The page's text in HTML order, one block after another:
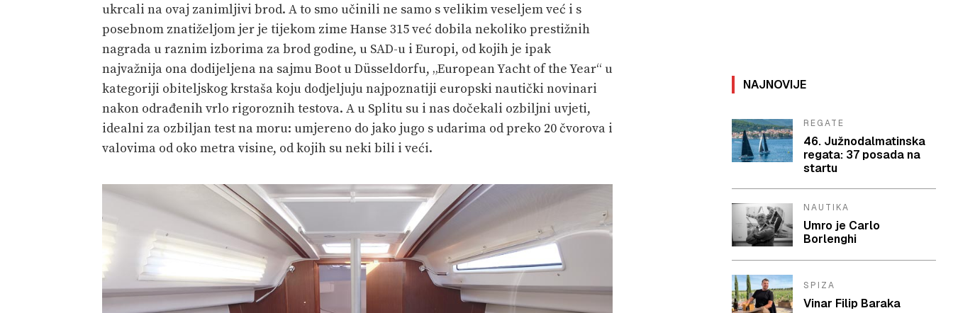
ukrcali na ovaj zanimljivi brod. A to smo učinili ne samo s velikim veseljem već i s
posebnom znatiželjom jer je tijekom zime Hanse 315 već dobila nekoliko prestižnih
nagrada u raznim izborima za brod godine, u SAD-u i Europi, od kojih je ipak
najvažnija ona dodijeljena na sajmu Boot u Düsseldorfu, „European Yacht of the Year“ u
kategoriji obiteljskog krstaša koju dodjeljuju najpoznatiji europski nautički novinari
nakon odrađenih vrlo rigoroznih testova. A u Splitu su i nas dočekali ozbiljni uvjeti,
idealni za ozbiljan test na moru: umjereno do jako jugo s udarima od preko 20 čvorova i
valovima od oko metra visine, od kojih su neki bili i veći.
NAJNOVIJE
REGATE
46. Južnodalmatinska
regata: 37 posada na
startu
NAUTIKA
Umro je Carlo
Borlenghi
SPIZA
Vinar Filip Baraka